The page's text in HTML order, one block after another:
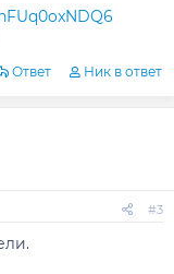
Ответ Ник в ответ
#3